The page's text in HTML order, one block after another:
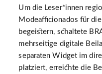
Um die Leser*innen
Modeafficionados für
begeistern, schaltete
mehrseitige digitale
separaten Widget im
platziert, erreichte die